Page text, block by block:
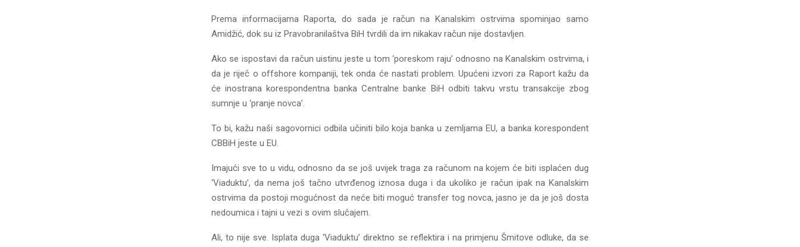
Prema informacijama Raporta, do sada je račun na Kanalskim ostrvima spominjao samo
Amidžić, dok su iz Pravobranilaštva BiH tvrdili da im nikakav račun nije dostavljen.
Ako se ispostavi da račun uistinu jeste u tom ‘poreskom raju’ odnosno na Kanalskim ostrvima, i
da je riječ o offshore kompaniji, tek onda će nastati problem. Upućeni izvori za Raport kažu da
će inostrana korespondentna banka Centralne banke BiH odbiti takvu vrstu transakcije zbog
sumnje u ‘pranje novca’.
To bi, kažu naši sagovornici odbila učiniti bilo koja banka u zemljama EU, a banka korespondent
CBBiH jeste u EU.
Imajući sve to u vidu, odnosno da se još uvijek traga za računom na kojem će biti isplaćen dug
‘Viaduktu’, da nema još tačno utvrđenog iznosa duga i da ukoliko je račun ipak na Kanalskim
ostrvima da postoji mogućnost da neće biti moguć transfer tog novca, jasno je da je još dosta
nedoumica i tajni u vezi s ovim slučajem.
Ali, to nije sve. Isplata duga ‘Viaduktu’ direktno se reflektira i na primjenu Šmitove odluke, da se